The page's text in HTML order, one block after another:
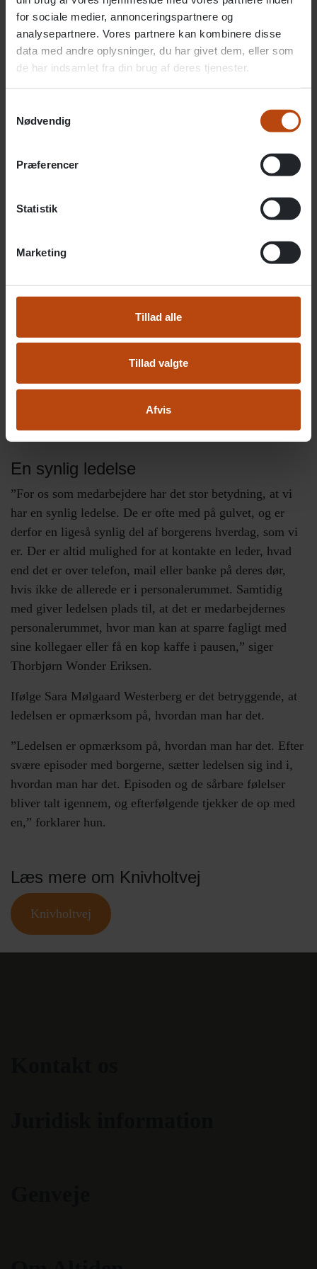
for sociale medier, annonceringspartnere og
analysepartnere. Vores partnere kan kombinere disse
data med andre oplysninger, du har givet dem, eller som
de har indsamlet fra din brug af deres tjenester.
Nødvendig
Præferencer
Statistik
Marketing
Tillad alle
Tillad valgte
Afvis
og har gensidig respekt for hinanden,” fortæller
Thorbjørn Wonder Eriksen.
Fakta om botilbuddet Knivholtvej
Botilbuddet Knivholtvej ligger i udkanten af
Frederikshavn. Botilbuddet henvender sig til socialt
udsatte borgere med kognitiv funktionsnedsættelse,
personfarlig kriminalitet og eventuelt misbrug. Foto:
En synlig ledelse
”For os som medarbejdere har det stor betydning, at vi
har en synlig ledelse. De er ofte med på gulvet, og er
derfor en ligeså synlig del af borgerens hverdag, som vi
er. Der er altid mulighed for at kontakte en leder, hvad
end det er over telefon, mail eller banke på deres dør,
hvis ikke de allerede er i personalerummet. Samtidig
med giver ledelsen plads til, at det er medarbejdernes
personalerummet, hvor man kan at sparre fagligt med
sine kollegaer eller få en kop kaffe i pausen,” siger
Thorbjørn Wonder Eriksen.
Ifølge Sara Mølgaard Westerberg er det betryggende, at
ledelsen er opmærksom på, hvordan man har det.
”Ledelsen er opmærksom på, hvordan man har det. Efter
svære episoder med borgerne, sætter ledelsen sig ind i,
hvordan man har det. Episoden og de sårbare følelser
bliver talt igennem, og efterfølgende tjekker de op med
en,” forklarer hun.
Læs mere om Knivholtvej
Knivholtvej